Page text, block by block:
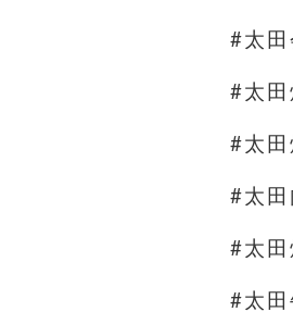
#太田
#太田
#太田
#太田
#太田
#太田